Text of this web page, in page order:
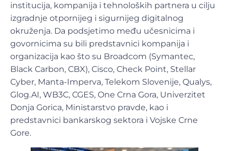
institucija, kompanija i tehnoloških partnera u cilju
izgradnje otpornijeg i sigurnijeg digitalnog
okruženja. Da podsjetimo među učesnicima i
govornicima su bili predstavnici kompanija i
organizacija kao što su Broadcom (Symantec,
Black Carbon, CBX), Cisco, Check Point, Stellar
Cyber, Manta-Imperva, Telekom Slovenije, Qualys,
Glog.AI, WB3C, CGES, One Crna Gora, Univerzitet
Donja Gorica, Ministarstvo pravde, kao i
predstavnici bankarskog sektora i Vojske Crne
Gore.